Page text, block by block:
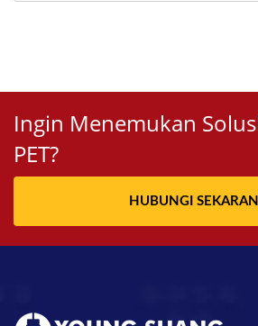
Ingin Menemukan
PET?
HUBUNGI